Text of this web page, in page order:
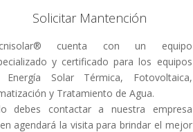
Solicitar Mantención
cuenta con un equipo
y certificado para los equipos
Energía Solar Térmica, Fotovoltaica,
y Tratamiento de Agua.
debes contactar a nuestra empresa
agendará la visita para brindar el mejor